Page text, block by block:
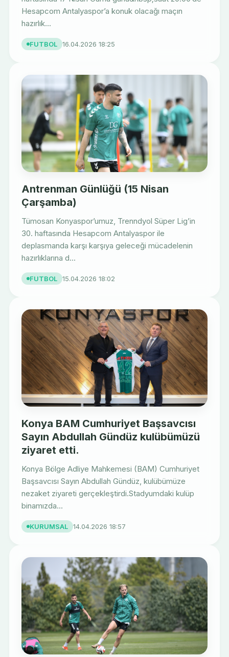
Hesapcom Antalyaspor’a konuk olacağı maçın
hazırlık...
FUTBOL 16.04.2026 18:25
Antrenman Günlüğü (15 Nisan
Çarşamba)
Tümosan Konyaspor’umuz, Trenndyol Süper Lig’in
30. haftasında Hesapcom Antalyaspor ile
deplasmanda karşı karşıya geleceği mücadelenin
hazırlıklarına d...
FUTBOL 15.04.2026 18:02
Konya BAM Cumhuriyet Başsavcısı
Sayın Abdullah Gündüz kulübümüzü
ziyaret etti.
Konya Bölge Adliye Mahkemesi (BAM) Cumhuriyet
Başsavcısı Sayın Abdullah Gündüz, kulübümüze
nezaket ziyareti gerçekleştirdi.Stadyumdaki kulüp
binamızda...
KURUMSAL 14.04.2026 18:57